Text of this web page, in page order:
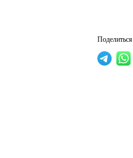
Поделиться